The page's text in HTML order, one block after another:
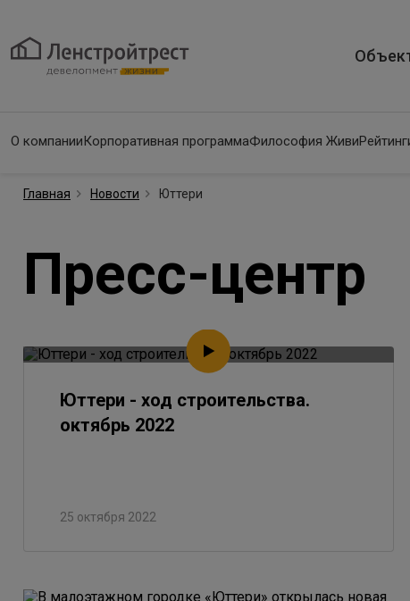
О компанииКорпоративная программаФилософия Живи
Главная Новости Юттери
Пресс-центр
Юттери - ход строительства.
октябрь 2022
25 октября 2022